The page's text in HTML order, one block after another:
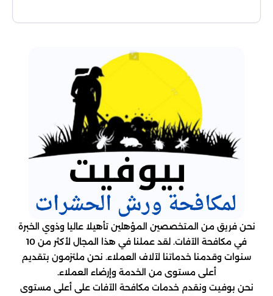
نحن فريق من المتخصصين المؤهلين تأهيلا عاليا وذوي الخبرة
في مكافحة الآفات. لقد عملنا في هذا المجال لأكثر من 10
سنوات وقدمنا ​​خدماتنا لآلاف العملاء. نحن ملتزمون بتقديم
أعلى مستوى من الخدمة وإرضاء العملاء.
نحن بوفيت ونقدم خدمات مكافحة الآفات على أعلى مستوى